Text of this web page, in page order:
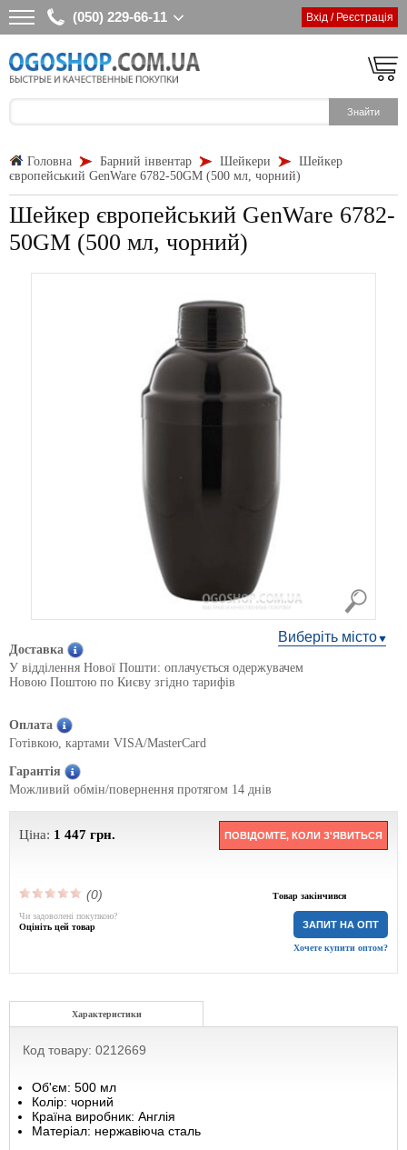
(050) 229-66-11 Вхід / Реєстрація
Головна Барний інвентар Шейкери
Шейкер
європейський GenWare 6782-50GM (500 мл, чорний)
Шейкер європейський GenWare 6782-
50GM (500 мл, чорний)
Виберіть місто
Доставка
У відділення Нової Пошти: оплачується одержувачем
Новою Поштою по Києву згідно тарифів
Оплата
Готівкою, картами VISA/MasterCard
Гарантія
Можливий обмін/повернення протягом 14 днів
Ціна: 1 447 грн. ПОВІДОМТЕ, КОЛИ З'ЯВИТЬСЯ
(0) Товар закінчився
ЗАПИТ НА ОПТ
Хочете купити оптом?
Чи задоволені покупкою?
Оцініть цей товар
Характеристики
Код товару: 0212669
Об'єм: 500 мл
Колір: чорний
Країна виробник: Англія
Матеріал: нержавіюча сталь